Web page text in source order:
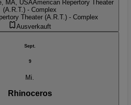
MA, USAAmerican Repertory Theater
(A.R.T.) - Complex
Theater (A.R.T.) - Complex
Ausverkauft
Sept.
9
Mi.
Rhinoceros